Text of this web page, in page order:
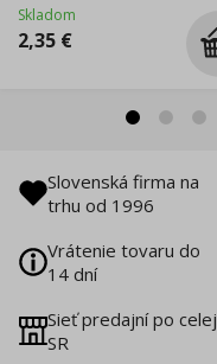
Skladom
2,35 €
Slovenská firma na
trhu od 1996
Vrátenie tovaru do
14 dní
Sieť predajní po celej
SR